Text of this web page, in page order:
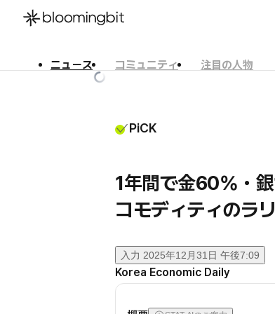
ニュース コミュニティ
注目の人物
PiCK
1年間で金60%・
コモディティのラ
入力 2025年12月31日 午後7:09
Korea Economic Daily